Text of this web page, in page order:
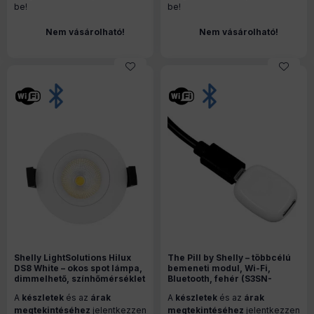
be!
Nem vásárolható!
be!
Nem vásárolható!
Shelly LightSolutions Hilux
DS8 White – okos spot lámpa,
dimmelhető, színhőmérséklet
Bluetooth, fehér
A készletek és az árak
megtekintéséhez jelentkezzen
The Pill by Shelly – többcélú
bemeneti modul, Wi-Fi,
Bluetooth, fehér (S3SN-
A készletek és az árak
megtekintéséhez jelentkezzen